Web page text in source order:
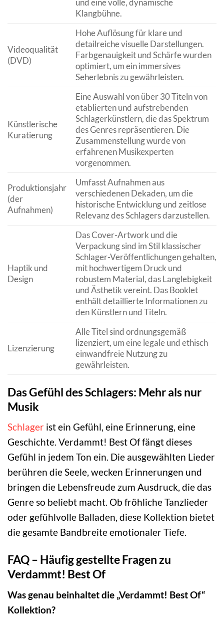
und eine volle, dynamische
Klangbühne.
Videoqualität
(DVD)
Hohe Auflösung für klare und
detailreiche visuelle Darstellungen.
Farbgenauigkeit und Schärfe wurden
optimiert, um ein immersives
Seherlebnis zu gewährleisten.
Künstlerische
Kuratierung
Eine Auswahl von über 30 Titeln von
etablierten und aufstrebenden
Schlagerkünstlern, die das Spektrum
des Genres repräsentieren. Die
Zusammenstellung wurde von
erfahrenen Musikexperten
vorgenommen.
Produktionsjahr
(der
Aufnahmen)
Umfasst Aufnahmen aus
verschiedenen Dekaden, um die
historische Entwicklung und zeitlose
Relevanz des Schlagers darzustellen.
Haptik und
Design
Das Cover-Artwork und die
Verpackung sind im Stil klassischer
Schlager-Veröffentlichungen gehalten,
mit hochwertigem Druck und
robustem Material, das Langlebigkeit
und Ästhetik vereint. Das Booklet
enthält detaillierte Informationen zu
den Künstlern und Titeln.
Lizenzierung
Alle Titel sind ordnungsgemäß
lizenziert, um eine legale und ethisch
einwandfreie Nutzung zu
gewährleisten.
Das Gefühl des Schlagers: Mehr als nur
Musik
Schlager ist ein Gefühl, eine Erinnerung, eine
Geschichte. Verdammt! Best Of fängt dieses
Gefühl in jedem Ton ein. Die ausgewählten Lieder
berühren die Seele, wecken Erinnerungen und
bringen die Lebensfreude zum Ausdruck, die das
Genre so beliebt macht. Ob fröhliche Tanzlieder
oder gefühlvolle Balladen, diese Kollektion bietet
die gesamte Bandbreite emotionaler Tiefe.
FAQ – Häufig gestellte Fragen zu
Verdammt! Best Of
Was genau beinhaltet die „Verdammt! Best Of“
Kollektion?